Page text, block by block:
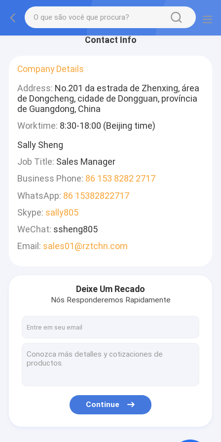
Contact Info
Company Details
Address: No.201 da estrada de Zhenxing, área
de Dongcheng, cidade de Dongguan, província
de Guangdong, China
Worktime: 8:30-18:00 (Beijing time)
Sally Sheng
Job Title: Sales Manager
Business Phone: 86 153 8282 2717
WhatsApp: 86 15382822717
Skype: sally805
WeChat: ssheng805
Email: sales01@rztchn.com
Deixe Um Recado
Nós Responderemos Rapidamente
Continue